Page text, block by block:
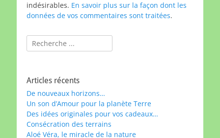
indésirables. En savoir plus sur la façon dont les
données de vos commentaires sont traitées.
Rechercher :
Articles récents
De nouveaux horizons…
Un son d’Amour pour la planète Terre
Des idées originales pour vos cadeaux…
Consécration des terrains
Aloé Véra, le miracle de la nature